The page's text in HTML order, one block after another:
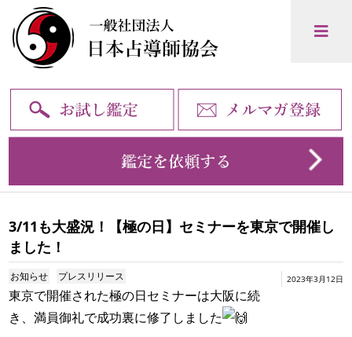
3/11も大盛況！【極の日】セミナーを東京で開催し
ました！
2023年3月12日
お知らせ プレスリリース
東京で開催された極の日セミナーは大阪に続
き、満員御礼で成功裏に修了しました